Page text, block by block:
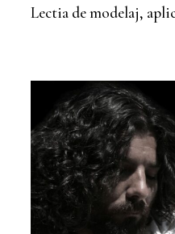
Lectia de modelaj,